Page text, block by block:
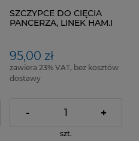
SZCZYPCE DO CIĘCIA
PANCERZA, LINEK HAM.I
95,00 zł
zawiera 23% VAT, bez kosztów
dostawy
- +
szt.